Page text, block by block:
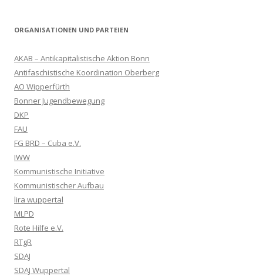
ORGANISATIONEN UND PARTEIEN
AKAB – Antikapitalistische Aktion Bonn
Antifaschistische Koordination Oberberg
AO Wipperfürth
Bonner Jugendbewegung
DKP
FAU
FG BRD – Cuba e.V.
IWW
Kommunistische Initiative
Kommunistischer Aufbau
lira wuppertal
MLPD
Rote Hilfe e.V.
RTgR
SDAJ
SDAJ Wuppertal